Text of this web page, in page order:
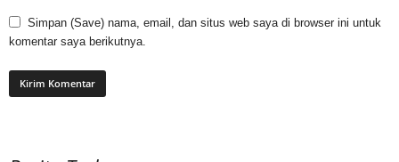
Simpan (Save) nama, email, dan situs web saya di browser ini untuk
komentar saya berikutnya.